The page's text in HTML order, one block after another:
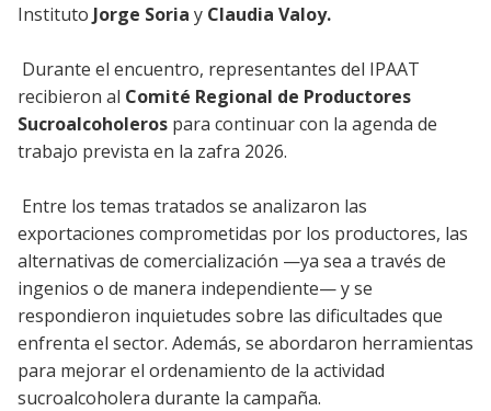
Instituto Jorge Soria y Claudia Valoy.
Durante el encuentro, representantes del IPAAT
recibieron al Comité Regional de Productores
Sucroalcoholeros para continuar con la agenda de
trabajo prevista en la zafra 2026.
Entre los temas tratados se analizaron las
exportaciones comprometidas por los productores, las
alternativas de comercialización —ya sea a través de
ingenios o de manera independiente— y se
respondieron inquietudes sobre las dificultades que
enfrenta el sector. Además, se abordaron herramientas
para mejorar el ordenamiento de la actividad
sucroalcoholera durante la campaña.